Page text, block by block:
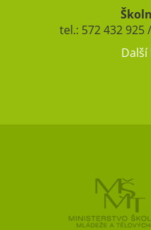
tel.: 572 432 925 /